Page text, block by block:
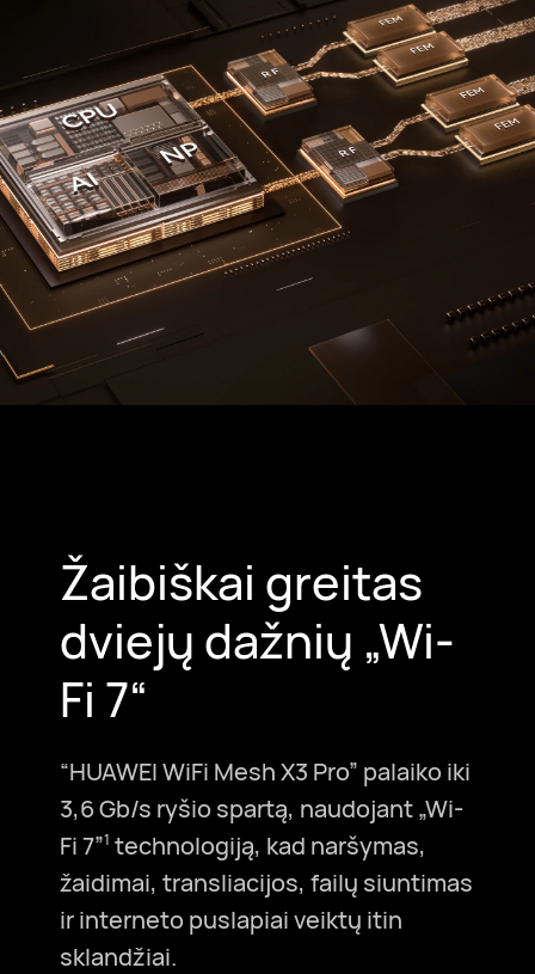
Žaibiškai greitas
dviejų dažnių „Wi-
Fi 7“
“HUAWEI WiFi Mesh X3 Pro” palaiko iki
3,6 Gb/s ryšio spartą, naudojant „Wi-
Fi 7”1 technologiją, kad naršymas,
žaidimai, transliacijos, failų siuntimas
ir interneto puslapiai veiktų itin
sklandžiai.